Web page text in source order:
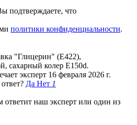
подтверждаете, что
политики конфиденциальности.
"Глицерин" (Е422),
сахарный колер E150d.
эксперт 16 февраля 2026 г.
Да Нет 1
ответит наш эксперт или один из